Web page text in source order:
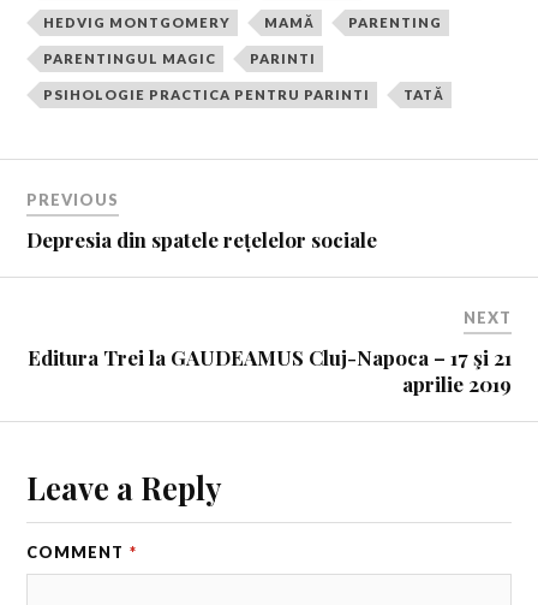
HEDVIG MONTGOMERY MAMĂ PARENTING
PARENTINGUL MAGIC PARINTI
PSIHOLOGIE PRACTICA PENTRU PARINTI TATĂ
PREVIOUS
Depresia din spatele rețelelor sociale
NEXT
Editura Trei la GAUDEAMUS Cluj-Napoca – 17 şi 21
aprilie 2019
Leave a Reply
COMMENT *